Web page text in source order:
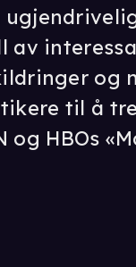
av
og
til å
og HBOs